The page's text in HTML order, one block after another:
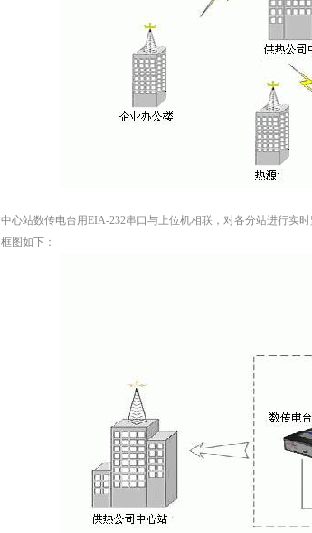
中心站数传电台用EIA-232串口与上位机相联，对各分站进行实
框图如下：